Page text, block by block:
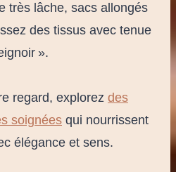
très lâche, sacs allongés
des tissus avec tenue
».
regard, explorez des
soignées qui nourrissent
élégance et sens.